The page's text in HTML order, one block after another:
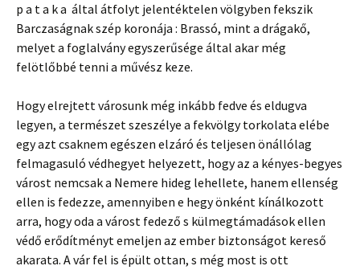
p a t a k a által átfolyt jelentéktelen völgyben fekszik
Barczaságnak szép koronája : Brassó, mint a drágakő,
melyet a foglalvány egyszerűsége által akar még
felötlőbbé tenni a művész keze.
Hogy elrejtett városunk még inkább fedve és eldugva
legyen, a természet szeszélye a fekvölgy torkolata elébe
egy azt csaknem egészen elzáró és teljesen önállólag
felmagasuló védhegyet helyezett, hogy az a kényes-begyes
várost nemcsak a Nemere hideg lehellete, hanem ellenség
ellen is fedezze, amennyiben e hegy önként kínálkozott
arra, hogy oda a várost fedező s külmegtámadások ellen
védő erődítményt emeljen az ember biztonságot kereső
akarata. A vár fel is épült ottan, s még most is ott